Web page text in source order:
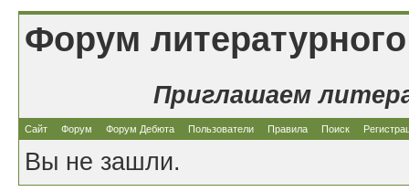
Форум
Приглашаем
Сайт Форум Форум Дебюта Пользователи Правила Поиск
Вы не зашли.